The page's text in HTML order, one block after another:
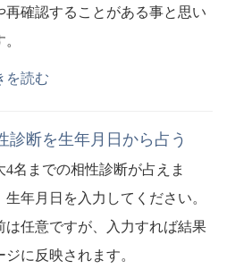
再確認することがある事と思い
を読む
診断を生年月日から占う
4名までの相性診断が占えま
生年月日を入力してください。
は任意ですが、入力すれば結果
ジに反映されます。